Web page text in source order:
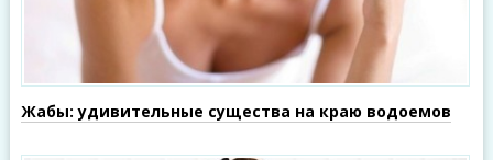
Жабы: удивительные существа на краю водоемов